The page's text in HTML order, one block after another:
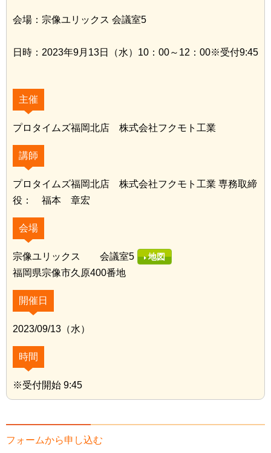
会場：宗像ユリックス 会議室5
日時：2023年9月13日（水）10：00～12：00※受付9:45
主催
プロタイムズ福岡北店 株式会社フクモト工業
講師
プロタイムズ福岡北店 株式会社フクモト工業 専務取締
役： 福本 章宏
会場
宗像ユリックス 会議室5 地図
福岡県宗像市久原400番地
開催日
2023/09/13（水）
時間
※受付開始 9:45
フォームから申し込む